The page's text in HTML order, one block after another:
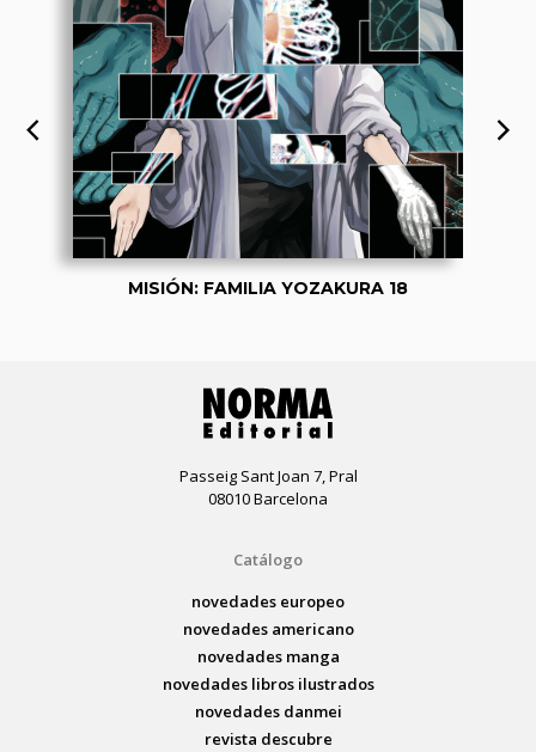
MISIÓN: FAMILIA YOZAKURA 18
Passeig Sant Joan 7, Pral
08010 Barcelona
Catálogo
novedades europeo
novedades americano
novedades manga
novedades libros ilustrados
novedades danmei
revista descubre